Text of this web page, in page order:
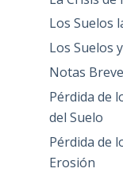
Los Suelos
Los Suelos
Notas
Pérdida de
del Suelo
Pérdida de
Erosión